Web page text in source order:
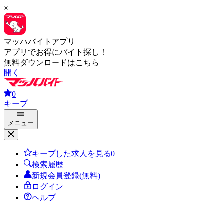
×
マッハバイトアプリ
アプリでお得にバイト探し！
無料ダウンロードはこちら
開く
0
キープ
メニュー
キープした求人を見る0
検索履歴
新規会員登録(無料)
ログイン
ヘルプ